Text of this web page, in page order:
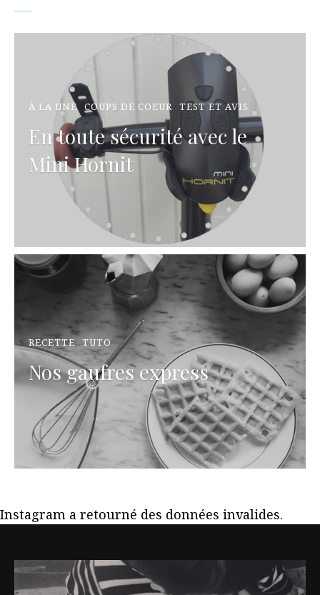
À LA UNE COUPS DE COEUR TEST ET AVIS
En toute sécurité avec le
Mini Hornit
RECETTE TUTO
Nos gaufres express
Instagram a retourné des données invalides.